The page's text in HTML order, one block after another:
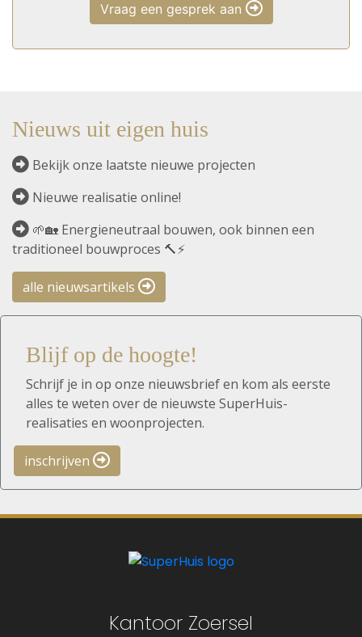
Vraag een gesprek aan
Nieuws uit eigen huis
Bekijk onze laatste nieuwe projecten
Nieuwe realisatie online!
🌱🏡 Energieneutraal bouwen, ook binnen een
traditioneel bouwproces 🔨⚡
alle nieuwsartikels
Blijf op de hoogte!
Schrijf je in op onze nieuwsbrief en kom als eerste
alles te weten over de nieuwste SuperHuis-
realisaties en woonprojecten.
inschrijven
Kantoor Zoersel